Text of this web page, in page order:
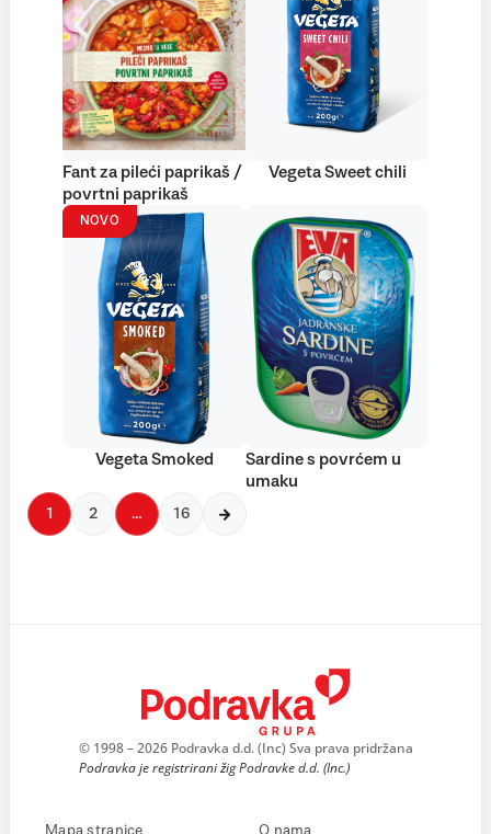
Fant za pileći paprikaš /
povrtni paprikaš
Vegeta Sweet chili
NOVO
Vegeta Smoked
Sardine s povrćem u
umaku
1 2 … 16
© 1998 – 2026 Podravka d.d. (Inc) Sva prava pridržana
Podravka je registrirani žig Podravke d.d. (Inc.)
Mapa stranice O nama